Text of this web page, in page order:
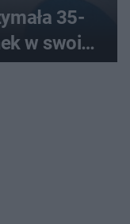
35-
w swoim